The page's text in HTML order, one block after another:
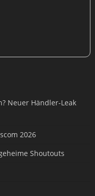
Neuer Händler-Leak
2026
Shoutouts